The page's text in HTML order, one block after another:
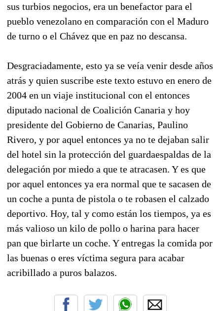
sus turbios negocios, era un benefactor para el
pueblo venezolano en comparación con el Maduro
de turno o el Chávez que en paz no descansa.
Desgraciadamente, esto ya se veía venir desde años
atrás y quien suscribe este texto estuvo en enero de
2004 en un viaje institucional con el entonces
diputado nacional de Coalición Canaria y hoy
presidente del Gobierno de Canarias, Paulino
Rivero, y por aquel entonces ya no te dejaban salir
del hotel sin la protección del guardaespaldas de la
delegación por miedo a que te atracasen. Y es que
por aquel entonces ya era normal que te sacasen de
un coche a punta de pistola o te robasen el calzado
deportivo. Hoy, tal y como están los tiempos, ya es
más valioso un kilo de pollo o harina para hacer
pan que birlarte un coche. Y entregas la comida por
las buenas o eres víctima segura para acabar
acribillado a puros balazos.